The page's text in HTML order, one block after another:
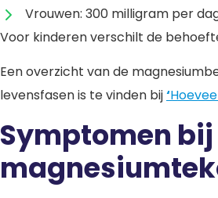
Vrouwen: 300 milligram per
Voor kinderen verschilt de
Een overzicht van de
levensfasen is te vinden bij‘
Symptomen bij